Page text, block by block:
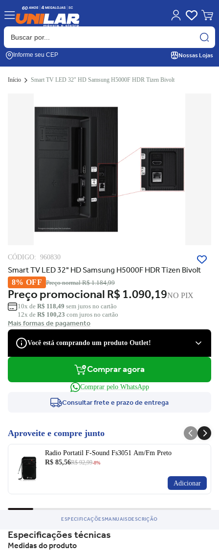
Informe seu CEP Nossas Lojas
Início Smart TV LED 32" HD Samsung H5000F HDR Tizen Bivolt
CÓDIGO: 960830
Smart TV LED 32" HD Samsung H5000F HDR Tizen Bivolt
8% OFF Preço normalR$ 1.184,99
Preço promocionalR$ 1.090,19NO PIX
10x de R$ 118,49 sem juros no cartão
12x de R$ 100,23 com juros no cartão
Mais formas de pagamento
Você está comprando um produto Outlet!
São produtos com desconto de várias marcas, que podem apresentar
tiveram suas embalagens danificadas, ou serem apenas ponta de
estoque, não tendo nenhum dano.
fabricação.
Ficou com dúvida e não quer perder a oportunidade?
Entre em contato para saber mais do produto.
Comprar agora
Comprar pelo WhatsApp
Consultar frete e prazo de entrega
Aproveite e compre junto
Radio Portatil F-Sound Fs3051 Am/Fm Preto
R$ 85,56R$ 92,99-8%
Adicionar
ESPECIFICAÇÕESMANUAISDESCRIÇÃO
Especificações técnicas
Medidas do produto